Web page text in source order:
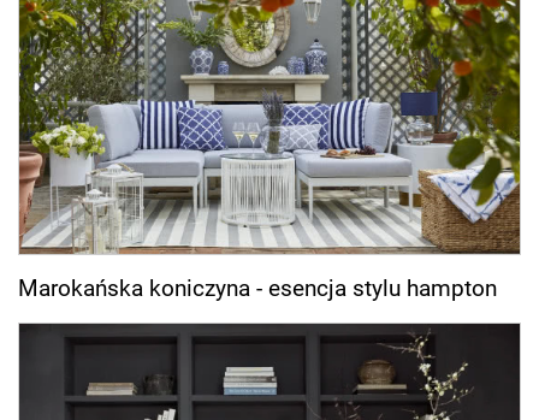
Marokańska koniczyna - esencja stylu hampton